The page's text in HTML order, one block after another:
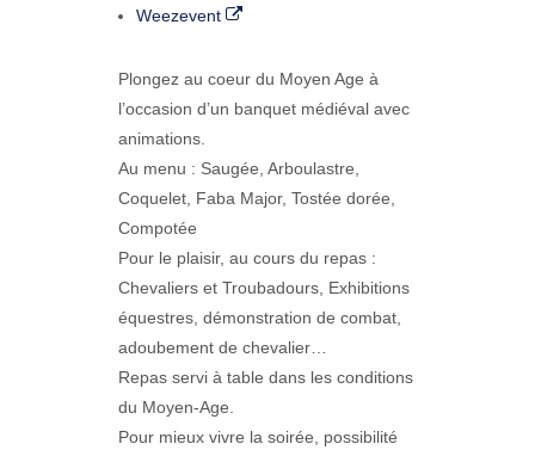
Weezevent
Plongez au coeur du Moyen Age à
l’occasion d’un banquet médiéval avec
animations.
Au menu : Saugée, Arboulastre,
Coquelet, Faba Major, Tostée dorée,
Compotée
Pour le plaisir, au cours du repas :
Chevaliers et Troubadours, Exhibitions
équestres, démonstration de combat,
adoubement de chevalier…
Repas servi à table dans les conditions
du Moyen-Age.
Pour mieux vivre la soirée, possibilité